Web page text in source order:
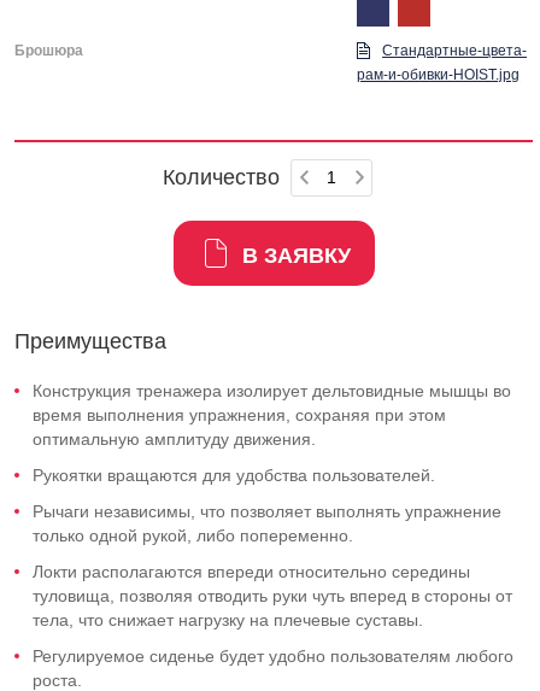
Брошюра
Стандартные-цвета-
рам-и-обивки-HOIST.jpg
Количество
В ЗАЯВКУ
Преимущества
Конструкция тренажера изолирует дельтовидные мышцы во
время выполнения упражнения, сохраняя при этом
оптимальную амплитуду движения.
Рукоятки вращаются для удобства пользователей.
Рычаги независимы, что позволяет выполнять упражнение
только одной рукой, либо попеременно.
Локти располагаются впереди относительно середины
туловища, позволяя отводить руки чуть вперед в стороны от
тела, что снижает нагрузку на плечевые суставы.
Регулируемое сиденье будет удобно пользователям любого
роста.